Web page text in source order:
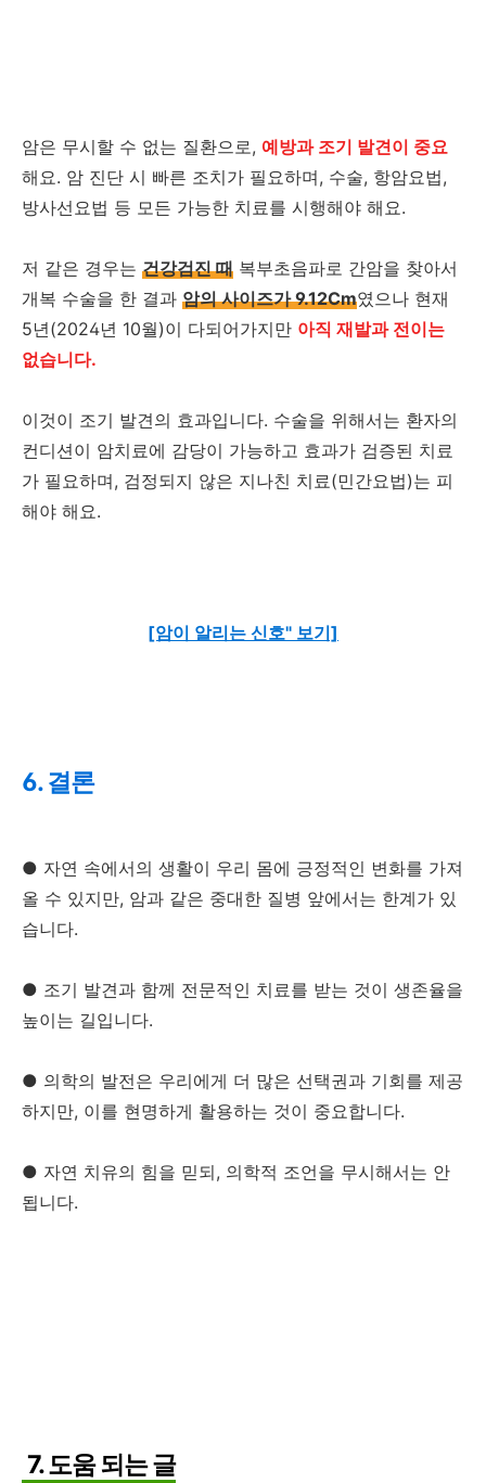
암은 무시할 수 없는 질환으로, 예방과 조기 발견이 중요
해요. 암 진단 시 빠른 조치가 필요하며, 수술, 항암요법,
방사선요법 등 모든 가능한 치료를 시행해야 해요.
저 같은 경우는 건강검진 때 복부초음파로 간암을 찾아서
개복 수술을 한 결과 암의 사이즈가 9.12Cm였으나 현재
5년(2024년 10월)이 다되어가지만 아직 재발과 전이는
없습니다.
이것이 조기 발견의 효과입니다. 수술을 위해서는 환자의
컨디션이 암치료에 감당이 가능하고 효과가 검증된 치료
가 필요하며, 검정되지 않은 지나친 치료(민간요법)는 피
해야 해요.
[암이 알리는 신호" 보기]
6. 결론
● 자연 속에서의 생활이 우리 몸에 긍정적인 변화를 가져
올 수 있지만, 암과 같은 중대한 질병 앞에서는 한계가 있
습니다.
● 조기 발견과 함께 전문적인 치료를 받는 것이 생존율을
높이는 길입니다.
● 의학의 발전은 우리에게 더 많은 선택권과 기회를 제공
하지만, 이를 현명하게 활용하는 것이 중요합니다.
● 자연 치유의 힘을 믿되, 의학적 조언을 무시해서는 안
됩니다.
7. 도움 되는 글